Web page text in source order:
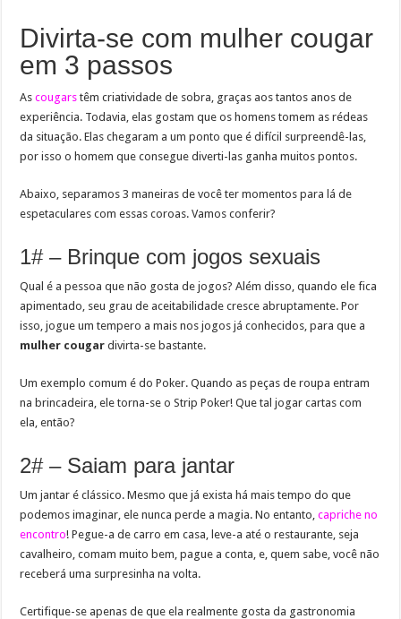
Divirta-se com mulher cougar
em 3 passos
Ascougars têm criatividade de sobra, graças aos tantos anos de
experiência. Todavia, elas gostam que os homens tomem as rédeas
da situação. Elas chegaram a um ponto que é difícil surpreendê-las,
por isso o homem que consegue diverti-las ganha muitos pontos.
Abaixo, separamos 3 maneiras de você ter momentos para lá de
espetaculares com essas coroas. Vamos conferir?
1# – Brinque com jogos sexuais
Qual é a pessoa que não gosta de jogos? Além disso, quando ele fica
apimentado, seu grau de aceitabilidade cresce abruptamente. Por
isso, jogue um tempero a mais nos jogos já conhecidos, para que a
mulher cougar divirta-se bastante.
Um exemplo comum é do Poker. Quando as peças de roupa entram
na brincadeira, ele torna-se o Strip Poker! Que tal jogar cartas com
ela, então?
2# – Saiam para jantar
Um jantar é clássico. Mesmo que já exista há mais tempo do que
podemos imaginar, ele nunca perde a magia. No entanto, capriche no
encontro! Pegue-a de carro em casa, leve-a até o restaurante, seja
cavalheiro, comam muito bem, pague a conta, e, quem sabe, você não
receberá uma surpresinha na volta.
Certifique-se apenas de que ela realmente gosta da gastronomia